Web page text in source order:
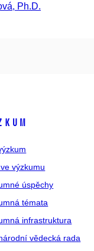
Ph.D.
výzkumu
úspěchy
témata
infrastruktura
vědecká rada